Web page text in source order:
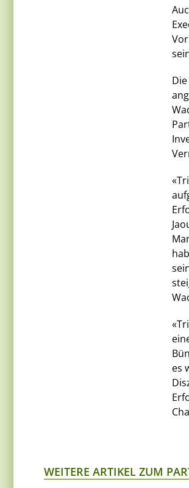
es
WEITERE ARTIKEL ZUM